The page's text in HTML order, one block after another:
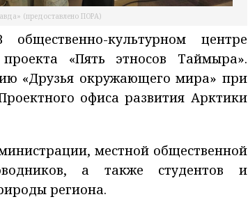
(предоставлено ПОРА)
культурном центре
«Пять этносов Таймыра».
«Друзья окружающего мира» при
офиса развития Арктики
местной общественной
а также студентов и
региона.